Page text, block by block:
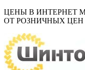
ЦЕНЫ В ИНТЕРНЕТ
ОТ РОЗНИЧНЫХ